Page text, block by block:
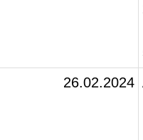
26.02.2024